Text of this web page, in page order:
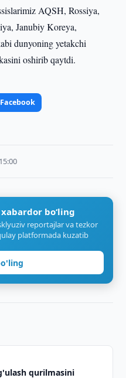
AQSH, Rossiya,
Janubiy Koreya,
dunyoning yetakchi
oshirib qaytdi.
Facebook
bo‘ling
reportajlar va tezkor
platformada kuzatib
qurilmasini